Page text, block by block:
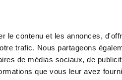
le contenu et les annonces,
trafic. Nous partageons
de médias sociaux, de
que vous leur avez
Histoire